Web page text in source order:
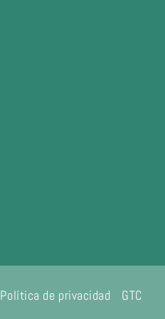
Política de privacidad GTC